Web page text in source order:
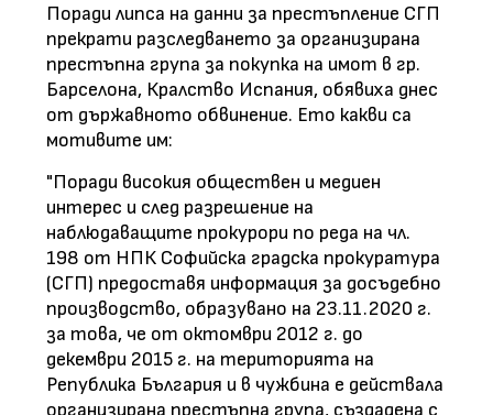
Поради липса на данни за престъпление СГП
прекрати разследването за организирана
престъпна група за покупка на имот в гр.
Барселона, Кралство Испания, обявиха днес
от държавното обвинение. Ето какви са
мотивите им:
"Поради високия обществен и медиен
интерес и след разрешение на
наблюдаващите прокурори по реда на чл.
198 от НПК Софийска градска прокуратура
(СГП) предоставя информация за досъдебно
производство, образувано на 23.11.2020 г.
за това, че от октомври 2012 г. до
декември 2015 г. на територията на
Република България и в чужбина е действала
организирана престъпна група, създадена с